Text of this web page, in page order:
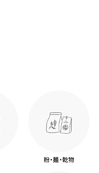
粉・麺・乾物